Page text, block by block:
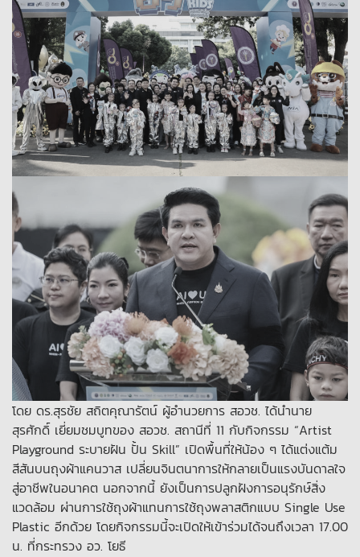
โดย ดร.สุรชัย สถิตคุณารัตน์ ผู้อำนวยการ สอวช. ได้นำนาย
สุรศักดิ์ เยี่ยมชมบูทของ สอวช. สถานีที่ 11 กับกิจกรรม “Artist
Playground ระบายฝัน ปั้น Skill” เปิดพื้นที่ให้น้อง ๆ ได้แต่งแต้ม
สีสันบนถุงผ้าแคนวาส เปลี่ยนจินตนาการให้กลายเป็นแรงบันดาลใจ
สู่อาชีพในอนาคต นอกจากนี้ ยังเป็นการปลูกฝังการอนุรักษ์สิ่ง
แวดล้อม ผ่านการใช้ถุงผ้าแทนการใช้ถุงพลาสติกแบบ Single Use
Plastic อีกด้วย โดยกิจกรรมนี้จะเปิดให้เข้าร่วมได้จนถึงเวลา 17.00
น. ที่กระทรวง อว. โยธี